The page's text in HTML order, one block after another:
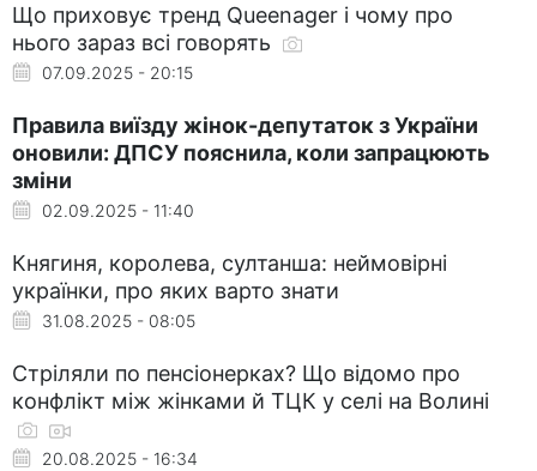
Що приховує тренд Queenager і чому про
нього зараз всі говорять
07.09.2025 - 20:15
Правила виїзду жінок-депутаток з України
оновили: ДПСУ пояснила, коли запрацюють
зміни
02.09.2025 - 11:40
Княгиня, королева, султанша: неймовірні
українки, про яких варто знати
31.08.2025 - 08:05
Стріляли по пенсіонерках? Що відомо про
конфлікт між жінками й ТЦК у селі на Волині
20.08.2025 - 16:34